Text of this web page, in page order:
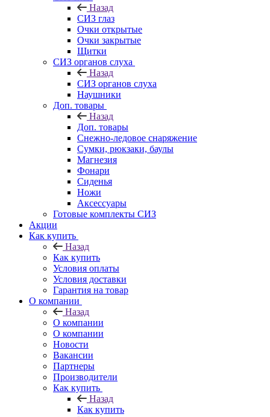
Назад
СИЗ глаз
Очки открытые
Очки закрытые
Щитки
СИЗ органов слуха
Назад
СИЗ органов слуха
Наушники
Доп. товары
Назад
Доп. товары
Снежно-ледовое снаряжение
Сумки, рюкзаки, баулы
Магнезия
Фонари
Сиденья
Ножи
Аксессуары
Готовые комплекты СИЗ
Акции
Как купить
Назад
Как купить
Условия оплаты
Условия доставки
Гарантия на товар
О компании
Назад
О компании
О компании
Новости
Вакансии
Партнеры
Производители
Как купить
Назад
Как купить